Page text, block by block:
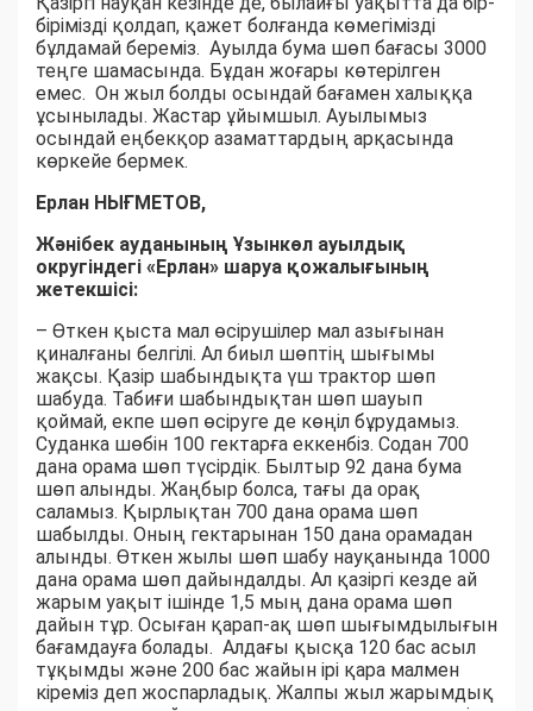
бірімізді қолдап, қажет болғанда көмегімізді
бұлдамай береміз. Ауылда бума шөп бағасы 3000
теңге шамасында. Бұдан жоғары көтерілген
емес. Он жыл болды осындай бағамен халыққа
ұсынылады. Жастар ұйымшыл. Ауылымыз
осындай еңбекқор азаматтардың арқасында
көркейе бермек.
Ерлан НЫҒМЕТОВ,
Жәнібек ауданының Ұзынкөл ауылдық
округіндегі «Ерлан» шаруа қожалығының
жетекшісі:
– Өткен қыста мал өсірушілер мал азығынан
қиналғаны белгілі. Ал биыл шөптің шығымы
жақсы. Қазір шабындықта үш трактор шөп
шабуда. Табиғи шабындықтан шөп шауып
қоймай, екпе шөп өсіруге де көңіл бұрудамыз.
Суданка шөбін 100 гектарға еккенбіз. Содан 700
дана орама шөп түсірдік. Былтыр 92 дана бума
шөп алынды. Жаңбыр болса, тағы да орақ
саламыз. Қырлықтан 700 дана орама шөп
шабылды. Оның гектарынан 150 дана орамадан
алынды. Өткен жылы шөп шабу науқанында 1000
дана орама шөп дайындалды. Ал қазіргі кезде ай
жарым уақыт ішінде 1,5 мың дана орама шөп
дайын тұр. Осыған қарап-ақ шөп шығымдылығын
бағамдауға болады. Алдағы қысқа 120 бас асыл
тұқымды және 200 бас жайын ірі қара малмен
кіреміз деп жоспарладық. Жалпы жыл жарымдық